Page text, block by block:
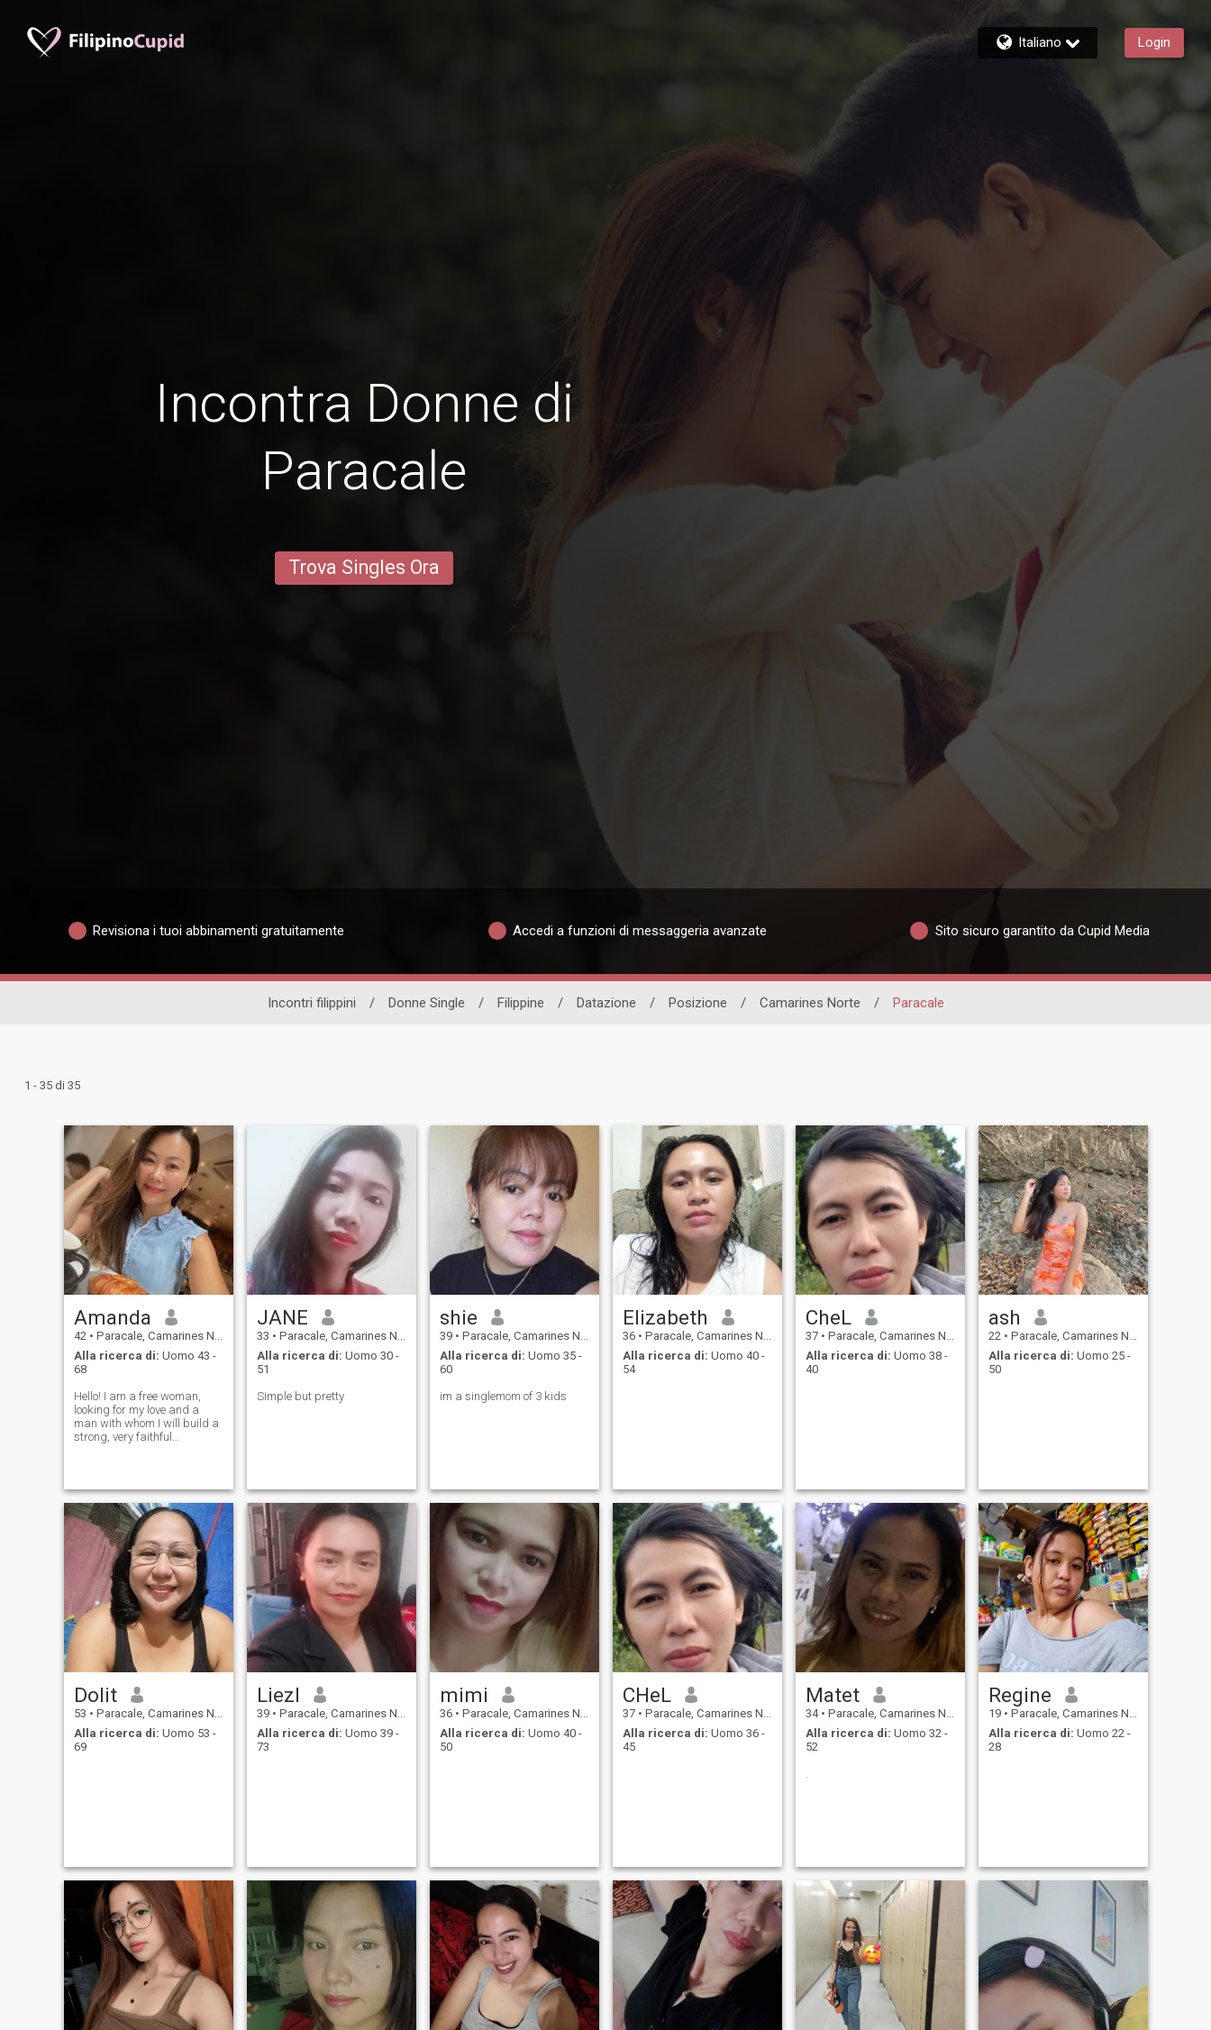
Italiano Login
Incontra Donne di
Paracale
Trova Singles Ora
Revisiona i tuoi abbinamenti gratuitamente Accedi a funzioni di messaggeria avanzate Sito sicuro garantito da Cupid Media
Incontri filippini / Donne Single / Filippine / Datazione / Posizione / Camarines Norte / Paracale
1 - 35 di 35
Amanda
42 • Paracale, Camarines Norte, Filippine
Alla ricerca di: Uomo 43 -
68
Hello! I am a free woman,
looking for my love and a
man with whom I will build a
strong, very faithful
and cheerful. I treat life and
people easily, accepting
JANE
33 • Paracale, Camarines Norte, Filippine
Alla ricerca di: Uomo 30 -
51
Simple but pretty
shie
39 • Paracale, Camarines Norte, Filippine
Alla ricerca di: Uomo 35 -
60
im a singlemom of 3 kids
Elizabeth
36 • Paracale, Camarines Norte, Filippine
Alla ricerca di: Uomo 40 -
54
CheL
37 • Paracale, Camarines Norte, Filippine
Alla ricerca di: Uomo 38 -
40
ash
22 • Paracale, Camarines Norte, Filippine
Alla ricerca di: Uomo 25 -
50
Dolit
53 • Paracale, Camarines Norte, Filippine
Alla ricerca di: Uomo 53 -
69
Liezl
39 • Paracale, Camarines Norte, Filippine
Alla ricerca di: Uomo 39 -
73
mimi
36 • Paracale, Camarines Norte, Filippine
Alla ricerca di: Uomo 40 -
50
CHeL
37 • Paracale, Camarines Norte, Filippine
Alla ricerca di: Uomo 36 -
45
Matet
34 • Paracale, Camarines Norte, Filippine
Alla ricerca di: Uomo 32 -
52
.
Regine
19 • Paracale, Camarines Norte, Filippine
Alla ricerca di: Uomo 22 -
28